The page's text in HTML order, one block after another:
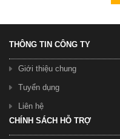
THÔNG TIN CÔNG TY
Giới thiệu chung
Tuyển dụng
Liên hệ
CHÍNH SÁCH HỖ TRỢ